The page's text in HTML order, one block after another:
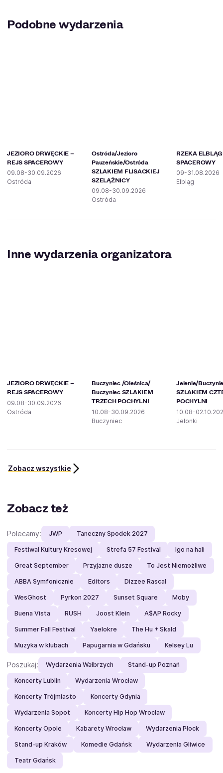
Podobne wydarzenia
JEZIORO DRWĘCKIE –
REJS SPACEROWY
09.08-30.09.2026
Ostróda
Ostróda/Jezioro
Pauzeńskie/Ostróda
SZLAKIEM FLISACKIEJ
SZELĄŻNICY
09.08-30.09.2026
Ostróda
RZEKA
SPACEROWY
09-31.08.2026
Elbląg
Inne wydarzenia organizatora
JEZIORO DRWĘCKIE –
REJS SPACEROWY
09.08-30.09.2026
Ostróda
Buczyniec /Oleśnica/
Buczyniec SZLAKIEM
TRZECH POCHYLNI
10.08-30.09.2026
Buczyniec
Jelenie/
SZLAKIEM
POCHYLNI
10.08-
Jelonki
Zobacz wszystkie
Zobacz też
Polecamy: JWP Taneczny Spodek 2027
Festiwal Kultury Kresowej Strefa 57 Festival Igo na hali
Great September Przyjazne dusze To Jest Niemożliwe
ABBA Symfonicznie Editors Dizzee Rascal
WesGhost Pyrkon 2027 Sunset Square Moby
Buena Vista RUSH Joost Klein A$AP Rocky
Summer Fall Festival Yaelokre The Hu + Skald
Muzyka w klubach Papugarnia w Gdańsku Kelsey Lu
Poszukaj: Wydarzenia Wałbrzych Stand-up Poznań
Koncerty Lublin Wydarzenia Wrocław
Koncerty Trójmiasto Koncerty Gdynia
Wydarzenia Sopot Koncerty Hip Hop Wrocław
Koncerty Opole Kabarety Wrocław Wydarzenia Płock
Stand-up Kraków Komedie Gdańsk Wydarzenia Gliwice
Teatr Gdańsk